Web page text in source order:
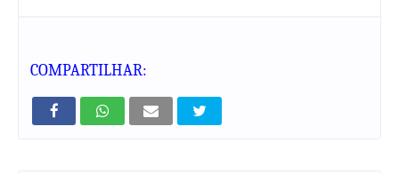
COMPARTILHAR: